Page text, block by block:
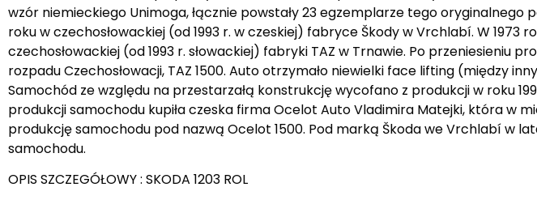
wzór niemieckiego Unimoga, łącznie powstały 23 egzemplarze tego oryginalnego
roku w czechosłowackiej (od 1993 r. w czeskiej) fabryce Škody w Vrchlabí. W 1973
czechosłowackiej (od 1993 r. słowackiej) fabryki TAZ w Trnawie. Po przeniesieniu
rozpadu Czechosłowacji, TAZ 1500. Auto otrzymało niewielki face lifting (między
Samochód ze względu na przestarzałą konstrukcję wycofano z produkcji w roku
produkcji samochodu kupiła czeska firma Ocelot Auto Vladimira Matejki, która w
produkcję samochodu pod nazwą Ocelot 1500. Pod marką Škoda we Vrchlabí w
samochodu.
OPIS SZCZEGÓŁOWY : SKODA 1203 ROL